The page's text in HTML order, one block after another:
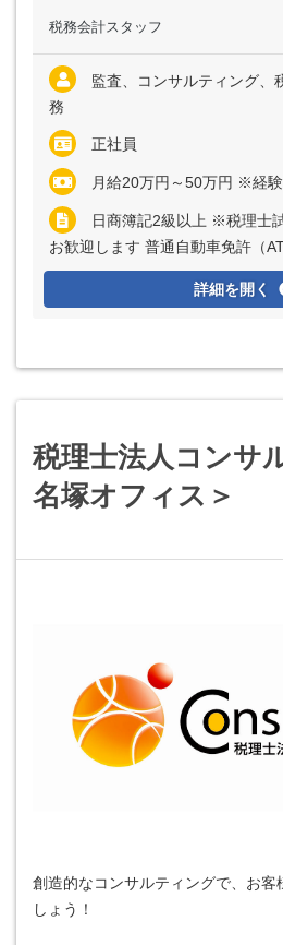
税務会計スタッフ
監査、コンサルティング、
務
正社員
月給20万円～50万円 ※経験・能力など考慮の上
日商簿記2級以上 ※税理士
お歓迎します 普通自動車免許（AT
詳細を開く
税理士法人コンサ
名塚オフィス＞
創造的なコンサルティングで、お客
しょう！